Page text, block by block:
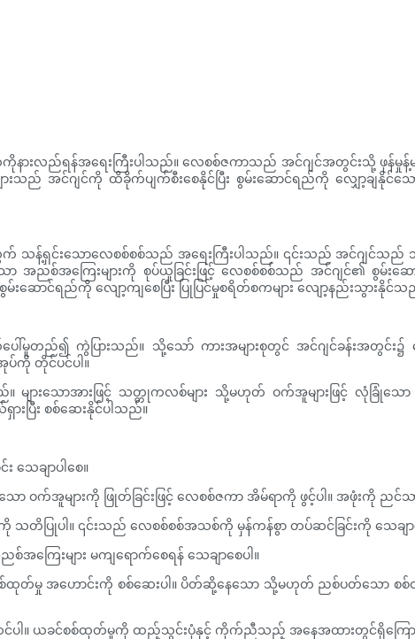
းလည်ရန်အရေးကြီးပါသည်။ လေစစ်ဇကာသည် အင်ဂျင်အတွင်းသို့ ဖုန်မှုန့်မျ
ည် အင်ဂျင်ကို ထိခိုက်ပျက်စီးစေနိုင်ပြီး စွမ်းဆောင်ရည်ကို လျှော့ချနိုင်သေ
က် သန့်ရှင်းသောလေစစ်စစ်သည် အရေးကြီးပါသည်။ ၎င်းသည် အင်ဂျင်သည်
အညစ်အကြေးများကို စုပ်ယူခြင်းဖြင့် လေစစ်စစ်သည် အင်ဂျင်၏ စွမ်
းဆောင်ရည်ကို လျော့ကျစေပြီး ပြုပြင်မှုစရိတ်စကများ လျော့နည်းသွားနိုင်သ
ါ်မူတည်၍ ကွဲပြားသည်။ သို့သော် ကားအများစုတွင် အင်ဂျင်ခန်းအတွင်း
ကို တိုင်ပင်ပါ။
ည်။ များသောအားဖြင့် သတ္တုကလစ်များ သို့မဟုတ် ဝက်အူများဖြင့် လုံခြုံ
ပြီး စစ်ဆေးနိုင်ပါသည်။
သေချာပါစေ။
ာ ဝက်အူများကို ဖြုတ်ခြင်းဖြင့် လေစစ်ဇကာ အိမ်ရာကို ဖွင့်ပါ။ အဖုံးကို ညင်
ပြုပါ။ ၎င်းသည် လေစစ်စစ်အသစ်ကို မှန်ကန်စွာ တပ်ဆင်ခြင်းကို သေချ
ြေးများ မကျရောက်စေရန် သေချာစေပါ။
တ်မှု အဟောင်းကို စစ်ဆေးပါ။ ပိတ်ဆို့နေသော သို့မဟုတ် ညစ်ပတ်သော စစ်ထု
။ ယခင်စစ်ထုတ်မှုကို ထည့်သွင်းပုံနှင့် ကိုက်ညီသည့် အနေအထားတွင်ရှိကြောင်း